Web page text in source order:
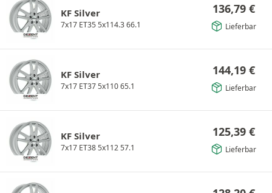
KF Silver
7x17 ET35 5x114.3 66.1
136,79 €
Lieferbar
KF Silver
7x17 ET37 5x110 65.1
144,19 €
Lieferbar
KF Silver
7x17 ET38 5x112 57.1
125,39 €
Lieferbar